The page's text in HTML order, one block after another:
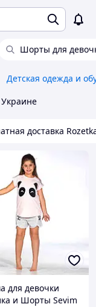
Шорты для
Детская одежда и
Украине
доставка
для девочки
и Шорты Sevim